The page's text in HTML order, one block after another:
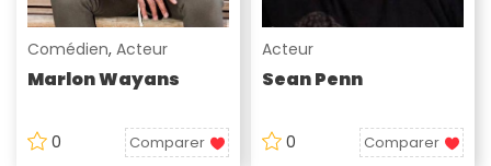
Comédien, Acteur
Marlon Wayans
0 Comparer
Acteur
Sean Penn
0 Comparer